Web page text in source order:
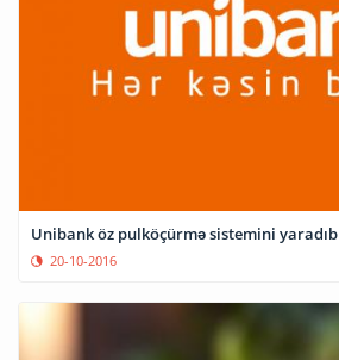
Unibank öz pulköçürmə sistemini yaradıb
20-10-2016